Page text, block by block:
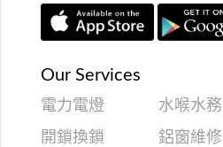
Our Services
電力電燈 水喉水務
開鎖換鎖
鋁窗維修